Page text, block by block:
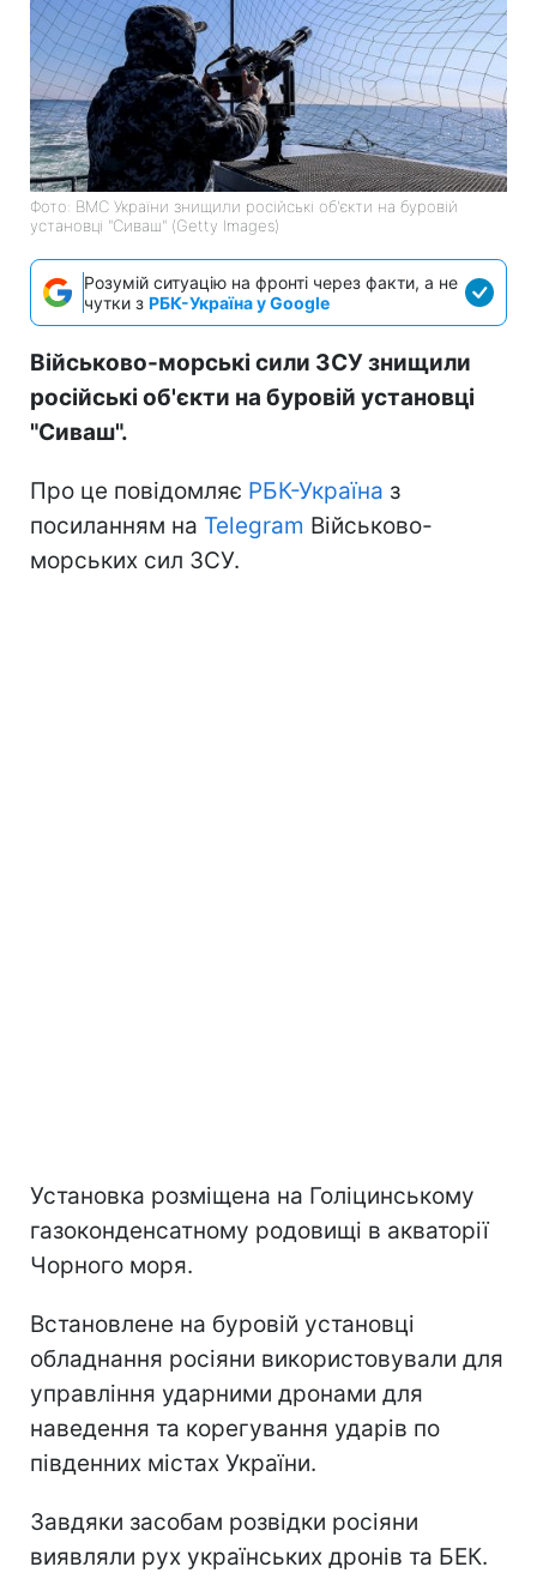
Фото: ВМС України знищили російські об'єкти на буровій
установці "Сиваш" (Getty Images)
Розумій ситуацію на фронті через факти, а не
чутки з РБК-Україна у Google
Військово-морські сили ЗСУ знищили
російські об'єкти на буровій установці
"Сиваш".
Про це повідомляє РБК-Україна з
посиланням на Telegram Військово-
морських сил ЗСУ.
Установка розміщена на Голіцинському
газоконденсатному родовищі в акваторії
Чорного моря.
Встановлене на буровій установці
обладнання росіяни використовували для
управління ударними дронами для
наведення та корегування ударів по
південних містах України.
Завдяки засобам розвідки росіяни
виявляли рух українських дронів та БЕК.